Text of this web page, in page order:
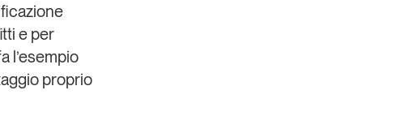
e per
l’esempio
proprio